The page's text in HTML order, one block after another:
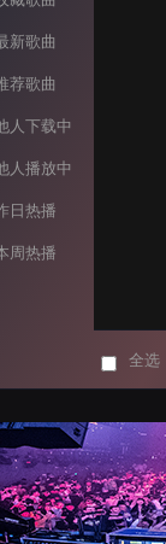
新歌曲
荐歌曲
人下载中
人播放中
日热播
周热播
全选